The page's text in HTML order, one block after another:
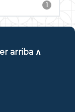
1
arriba ∧